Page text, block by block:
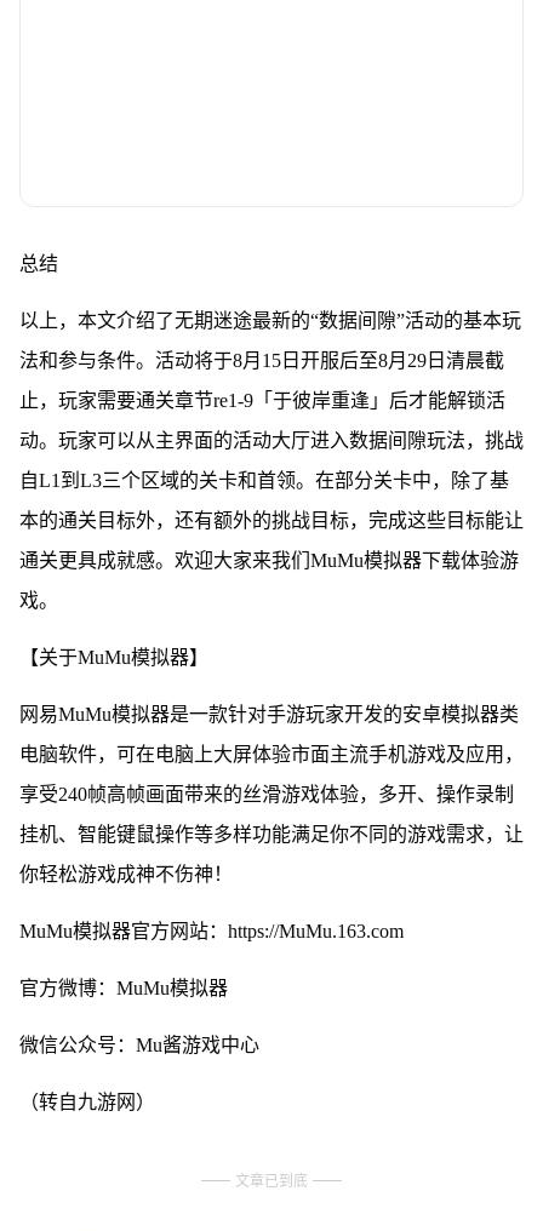
总结
以上，本文介绍了无期迷途最新的“数据间隙”活动的基本玩
法和参与条件。活动将于8月15日开服后至8月29日清晨截
止，玩家需要通关章节re1-9「于彼岸重逢」后才能解锁活
动。玩家可以从主界面的活动大厅进入数据间隙玩法，挑战
自L1到L3三个区域的关卡和首领。在部分关卡中，除了基
本的通关目标外，还有额外的挑战目标，完成这些目标能让
通关更具成就感。欢迎大家来我们MuMu模拟器下载体验游
戏。
【关于MuMu模拟器】
网易MuMu模拟器是一款针对手游玩家开发的安卓模拟器类
电脑软件，可在电脑上大屏体验市面主流手机游戏及应用，
享受240帧高帧画面带来的丝滑游戏体验，多开、操作录制
挂机、智能键鼠操作等多样功能满足你不同的游戏需求，让
你轻松游戏成神不伤神！
MuMu模拟器官方网站：https://MuMu.163.com
官方微博：MuMu模拟器
微信公众号：Mu酱游戏中心
（转自九游网）
文章已到底